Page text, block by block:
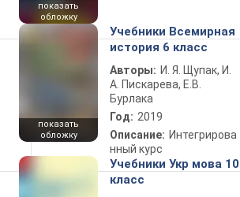
показать
обложку
показать
обложку
Учебники Всемирная
история 6 класс
Авторы: И. Я. Щупак, И.
А. Пискарева, Е.В.
Бурлака
Год: 2019
Описание: Интегрирова
нный курс
Учебники Укр мова 10
класс